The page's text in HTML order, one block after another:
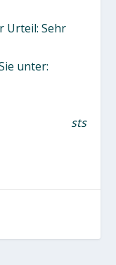
Urteil: Sehr
unter:
sts